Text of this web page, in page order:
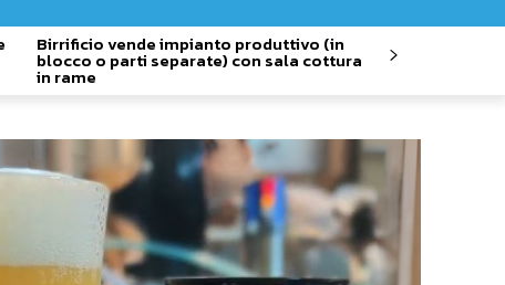
Birrificio vende impianto produttivo (in
blocco o parti separate) con sala cottura
in rame